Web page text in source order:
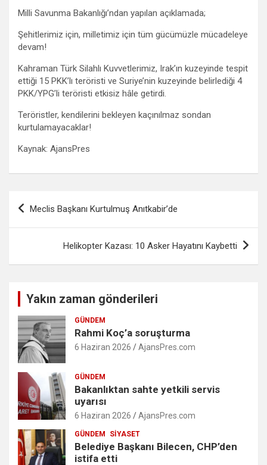
Milli Savunma Bakanlığı’ndan yapılan açıklamada;
Şehitlerimiz için, milletimiz için tüm gücümüzle mücadeleye
devam!
Kahraman Türk Silahlı Kuvvetlerimiz, Irak’ın kuzeyinde tespit
ettiği 15 PKK’lı teröristi ve Suriye’nin kuzeyinde belirlediği 4
PKK/YPG’li teröristi etkisiz hâle getirdi.
Teröristler, kendilerini bekleyen kaçınılmaz sondan
kurtulamayacaklar!
Kaynak: AjansPres
Yazı
gezinmesi
Meclis Başkanı Kurtulmuş Anıtkabir’de
Helikopter Kazası: 10 Asker Hayatını Kaybetti
Yakın zaman gönderileri
GÜNDEM
Rahmi Koç’a soruşturma
6 Haziran 2026 AjansPres.com
GÜNDEM
Bakanlıktan sahte yetkili servis
uyarısı
6 Haziran 2026 AjansPres.com
GÜNDEM SIYASET
Belediye Başkanı Bilecen, CHP’den
istifa etti